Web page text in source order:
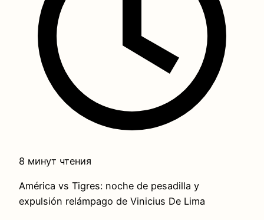
8 минут чтения
América vs Tigres: noche de pesadilla y
expulsión relámpago de Vinicius De Lima